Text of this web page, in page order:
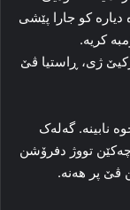
کو جارا پێشی
کریه‌.
ژی، ڕاستیا ڤێ
نابینه‌. گه‌له‌ک
چه‌کێن تووژ دفرۆشن
ڤێ پر هه‌نه‌.